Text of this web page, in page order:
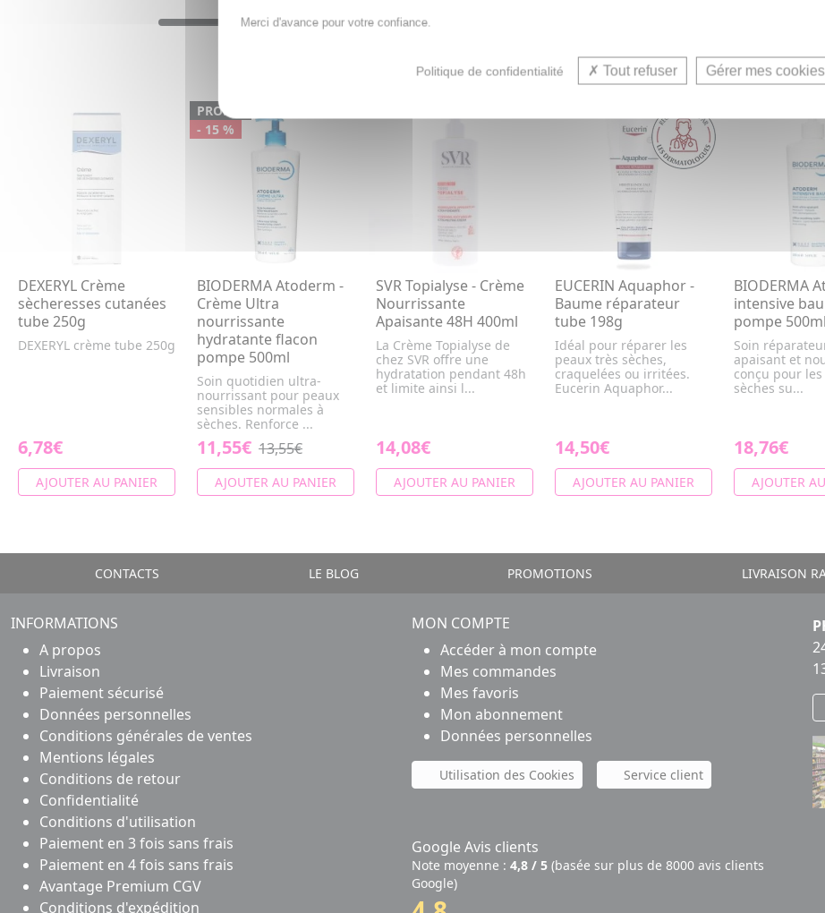
DEXERYL Crème
sècheresses cutanées
tube 250g
DEXERYL crème tube 250g
6,78€
AJOUTER AU PANIER
PROMO
- 15 %
BIODERMA Atoderm -
Crème Ultra
nourrissante
hydratante flacon
pompe 500ml
Soin quotidien ultra-
nourrissant pour peaux
sensibles normales à
sèches. Renforce ...
11,55€ 13,55€
AJOUTER AU PANIER
SVR Topialyse - Crème
Nourrissante
Apaisante 48H 400ml
La Crème Topialyse de
chez SVR offre une
hydratation pendant 48h
et limite ainsi l...
14,08€
AJOUTER AU PANIER
EUCERIN Aquaphor -
Baume réparateur
tube 198g
Idéal pour réparer les
peaux très sèches,
craquelées ou irritées.
Eucerin Aquaphor...
14,50€
AJOUTER AU PANIER
BIODERMA
intensive
pompe 500ml
Soin
apaisant et
conçu pour
sèches su...
18,76€
AJOUTER
CONTACTS LE BLOG PROMOTIONS LIVRAISON
INFORMATIONS
A propos
Livraison
Paiement sécurisé
Données personnelles
Conditions générales de ventes
Mentions légales
Conditions de retour
Confidentialité
Conditions d'utilisation
Paiement en 3 fois sans frais
Paiement en 4 fois sans frais
Avantage Premium CGV
Conditions d'expédition
MON COMPTE
Accéder à mon compte
Mes commandes
Mes favoris
Mon abonnement
Données personnelles
Utilisation des Cookies Service client
Google Avis clients
Note moyenne : 4,8 / 5 (basée sur plus de 8000 avis clients
Google)
Merci d'avance pour votre confiance.
Politique de confidentialité Tout refuser Gérer mes cookies